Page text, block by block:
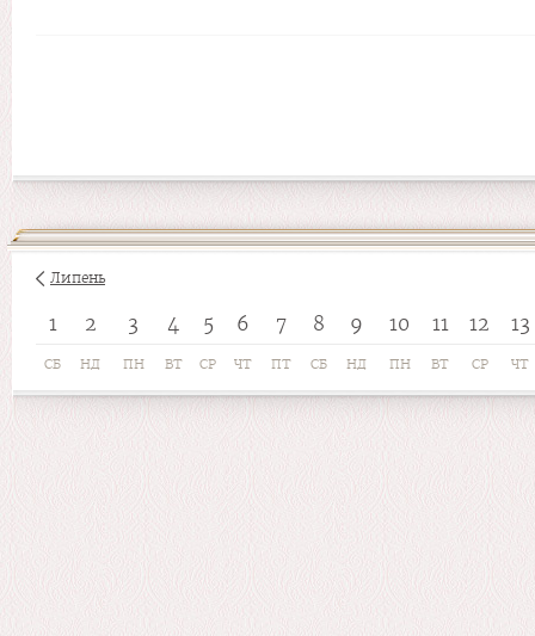
Липень
1 2 3 4 5 6 7 8 9 10 11 12 13
СБ НД ПН ВТ СР ЧТ ПТ СБ НД ПН ВТ СР ЧТ